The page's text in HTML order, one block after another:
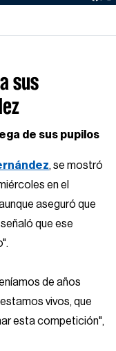
sus
de sus pupilos
, se mostró
en el
aseguró que
que ese
de años
vivos, que
esta competición",